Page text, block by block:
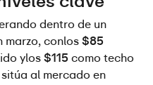
dentro de un
marzo, conlos
ylos $115 como techo
al mercado en